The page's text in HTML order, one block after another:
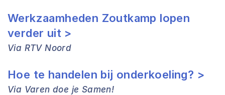
Werkzaamheden Zoutkamp lopen
verder uit >
Via RTV Noord
Hoe te handelen bij onderkoeling? >
Via Varen doe je Samen!